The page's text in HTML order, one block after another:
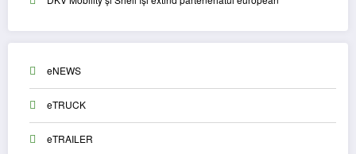
eNEWS
eTRUCK
eTRAILER